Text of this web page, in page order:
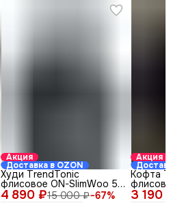
Акция
Доставка в OZON
4 890 ₽15 000 ₽−67%
Худи TrendTonic
флисовое ON-SlimWoo 5-
2/Х-01 черное 44-46
Акция
3 190
Кофта
серая